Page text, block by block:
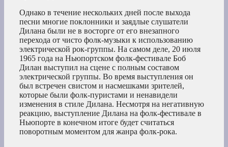
Однако в течение нескольких дней после выхода
песни многие поклонники и заядлые слушатели
Дилана были не в восторге от его внезапного
перехода от чисто фолк-музыки к использованию
электрической рок-группы. На самом деле, 20 июля
1965 года на Ньюпортском фолк-фестивале Боб
Дилан выступил на сцене с полным составом
электрической группы. Во время выступления он
был встречен свистом и насмешками зрителей,
которые были фолк-пуристами и ненавидели
изменения в стиле Дилана. Несмотря на негативную
реакцию, выступление Дилана на фолк-фестивале в
Ньюпорте в конечном итоге будет считаться
поворотным моментом для жанра фолк-рока.